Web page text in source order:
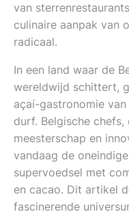
van
culinaire aanpak van
radicaal.
In een land waar de
wereldwijd schittert,
açaí-gastronomie
durf. Belgische
meesterschap en
vandaag de
supervoedsel met
en cacao. Dit artikel
fascinerende